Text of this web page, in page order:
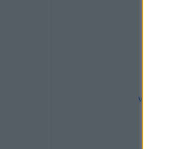
View this